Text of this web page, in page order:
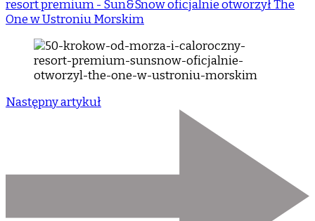
resort premium - Sun&Snow oficjalnie otworzył The
One w Ustroniu Morskim
Następny artykuł